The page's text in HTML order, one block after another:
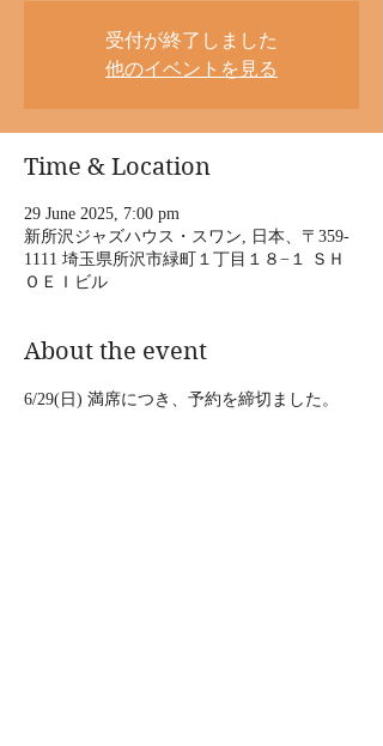
受付が終了しました
他のイベントを見る
Time & Location
29 June 2025, 7:00 pm
新所沢ジャズハウス・スワン, 日本、〒359-
1111 埼玉県所沢市緑町１丁目１８−１ ＳＨ
ＯＥＩビル
About the event
6/29(日) 満席につき、予約を締切ました。